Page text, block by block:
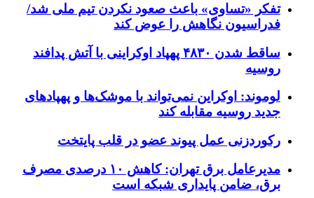
تفکر «تساوی» باعث صعود نکردن تیم ملی شد/
فدراسیون نگاهش را عوض کند
ساقط شدن ۴۸۳۰ پهپاد اوکراینی با آتش پدافند
روسیه
لوموند: اوکراین نمی‌تواند با موشک‌ها و پهپادهای
جدید روسیه مقابله کند
رکوردزنی عمل پیوند عضو در قلب پایتخت
مدیرعامل برق تهران: کاهش ۱۰ درصدی مصرف
برق، ضامن پایداری شبکه است